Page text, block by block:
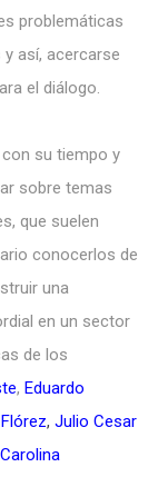
problemáticas
así, acercarse
el diálogo.
su tiempo y
sobre temas
que suelen
conocerlos de
una
en un sector
de los
, Eduardo
, Julio Cesar
Carolina